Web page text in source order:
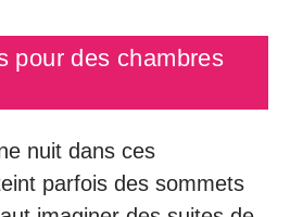
pour des chambres
nuit dans ces
parfois des sommets